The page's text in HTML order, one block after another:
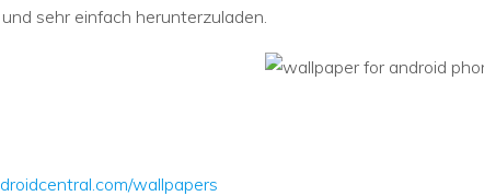
sehr einfach herunterzuladen.
wallpapers